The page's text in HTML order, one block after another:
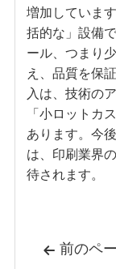
増加していま
括的な」設備
ール、つまり
え、品質を保
入は、技術の
「小ロットカ
あります。今
は、印刷業界
待されます。
 前のペ